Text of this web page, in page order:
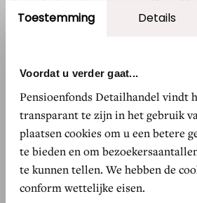
Toestemming Details
Voordat u verder gaat...
Pensioenfonds Detailhandel vindt
transparant te zijn in het gebruik
plaatsen cookies om u een betere
te bieden en om
te kunnen tellen. We hebben de
conform wettelijke eisen.
gaan opzetten. Ik zocht alles
voor de naam The Forest
aan wat Kameroen en
hebben, is dat natuur. In
plek waar veel mensen naartoe
stad wonen, of waar ze eten
plantages hebben. Zij noemen
gebruik de naam The